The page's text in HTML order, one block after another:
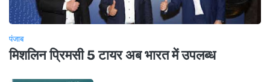
पंजाब
मिशलिन प्रिमसी 5 टायर अब भारत में उपलब्ध